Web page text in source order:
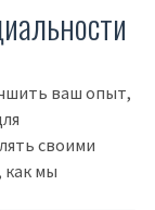
ваш опыт,
своими
как мы